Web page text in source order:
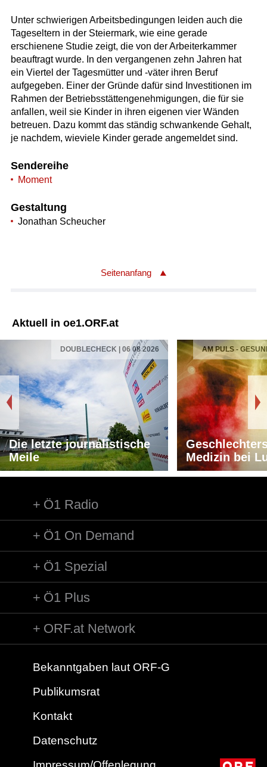
Unter schwierigen Arbeitsbedingungen leiden auch die
Tageseltern in der Steiermark, wie eine gerade
erschienene Studie zeigt, die von der Arbeiterkammer
beauftragt wurde. In den vergangenen zehn Jahren hat
ein Viertel der Tagesmütter und -väter ihren Beruf
aufgegeben. Einer der Gründe dafür sind Investitionen im
Rahmen der Betriebsstättengenehmigungen, die für sie
anfallen, weil sie Kinder in ihren eigenen vier Wänden
betreuen. Dazu kommt das ständig schwankende Gehalt,
je nachdem, wieviele Kinder gerade angemeldet sind.
Sendereihe
Moment
Gestaltung
Jonathan Scheucher
Seitenanfang
Aktuell in oe1.ORF.at
DOUBLECHECK | 06 08 2026
Die letzte journalistische
Meile
AM PULS -
Medizin bei
Ö1 Radio
Ö1 On Demand
Ö1 Spezial
Ö1 Plus
ORF.at Network
Bekanntgaben laut ORF-G
Publikumsrat
Kontakt
Datenschutz